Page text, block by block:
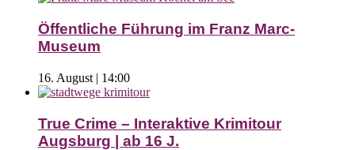
Öffentliche Führung im Franz Marc-
Museum
16. August | 14:00
True Crime – Interaktive Krimitour
Augsburg | ab 16 J.